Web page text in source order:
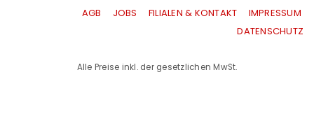
AGB JOBS FILIALEN & KONTAKT
IMPRESSUM
|DATENSCHUTZ
Alle Preise inkl. der gesetzlichen MwSt.